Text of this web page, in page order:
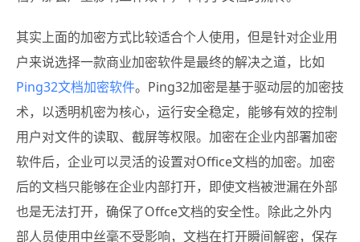
其实上面的加密方式比较适合个人使用，但是针对企业用
户来说选择一款商业加密软件是最终的解决之道，比如
Ping32文档加密软件。Ping32加密是基于驱动层的加密技
术，以透明机密为核心，运行安全稳定，能够有效的控制
用户对文件的读取、截屏等权限。加密在企业内部署加密
软件后，企业可以灵活的设置对Office文档的加密。加密
后的文档只能够在企业内部打开，即使文档被泄漏在外部
也是无法打开，确保了Offce文档的安全性。除此之外内
部人员使用中丝毫不受影响，文档在打开瞬间解密，保存